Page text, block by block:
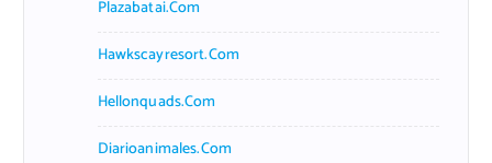
Plazabatai.com
Hawkscayresort.com
Hellonquads.com
Diarioanimales.com